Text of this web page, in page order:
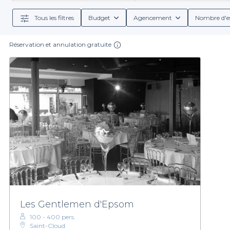
Notre plateforme facilite la recherche et la
des espaces, mais également des services annexes
Les conditions de réservation sont clairement
atelier, nos
Ne perdez plus de temps à chercher le lieu parfait
des salles à louer qui sauront émerveiller vos
Tous les filtres Budget Agencement Nombre
Réservation et annulation gratuite
Les Gentlemen d'Epsom
100 - 400 pers.
Saint-Cloud